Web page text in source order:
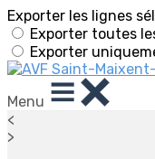
Exporter les lignes
Exporter toutes
Exporter
Menu
<
>